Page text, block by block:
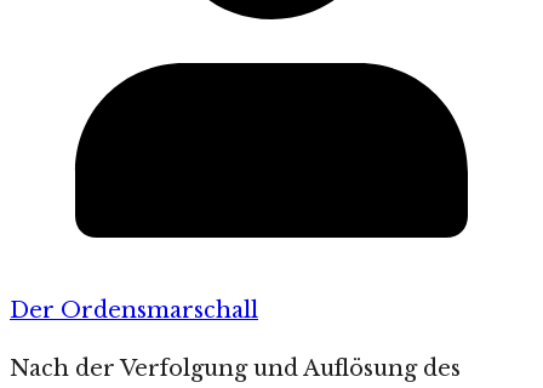
Der Ordensmarschall
Nach der Verfolgung und Auflösung des